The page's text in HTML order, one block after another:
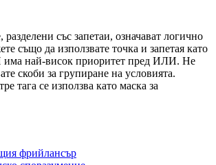
със запетаи, означават логично
също да използвате точка и запетая като
най-висок приоритет пред ИЛИ. Не
скоби за групиране на условията.
тага се използва като маска за
фрийлансър